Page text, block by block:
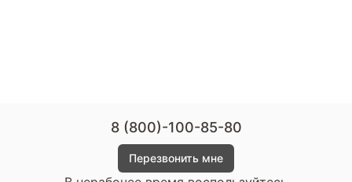
8 (800)-100-85-80
Перезвонить мне